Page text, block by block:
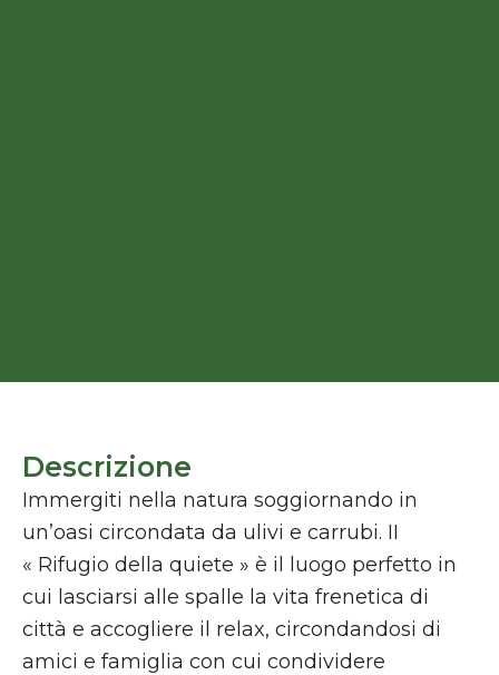
Descrizione
Immergiti nella natura soggiornando in
un’oasi circondata da ulivi e carrubi. II
« Rifugio della quiete » è il luogo perfetto in
cui lasciarsi alle spalle la vita frenetica di
città e accogliere il relax, circondandosi di
amici e famiglia con cui condividere